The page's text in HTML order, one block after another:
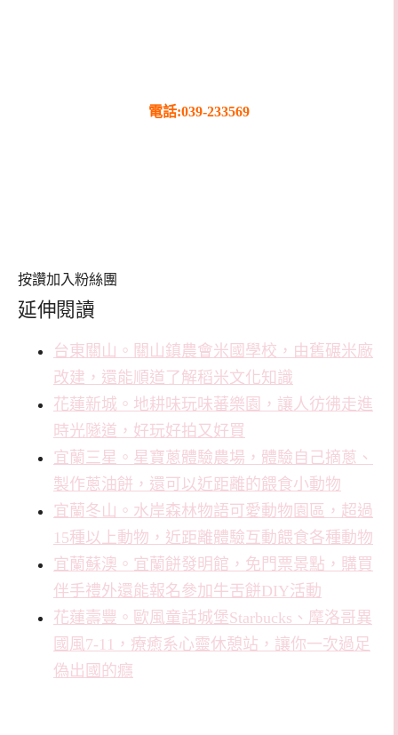
電話:039-233569
按讚加入粉絲團
延伸閱讀
台東關山。關山鎮農會米國學校，由舊碾米廠
改建，還能順道了解稻米文化知識
花蓮新城。地耕味玩味蕃樂園，讓人彷彿走進
時光隧道，好玩好拍又好買
宜蘭三星。星寶蔥體驗農場，體驗自己摘蔥、
製作蔥油餅，還可以近距離的餵食小動物
宜蘭冬山。水岸森林物語可愛動物園區，超過
15種以上動物，近距離體驗互動餵食各種動物
宜蘭蘇澳。宜蘭餅發明館，免門票景點，購買
伴手禮外還能報名參加牛舌餅DIY活動
花蓮壽豐。歐風童話城堡Starbucks、摩洛哥異
國風7-11，療癒系心靈休憩站，讓你一次過足
偽出國的癮